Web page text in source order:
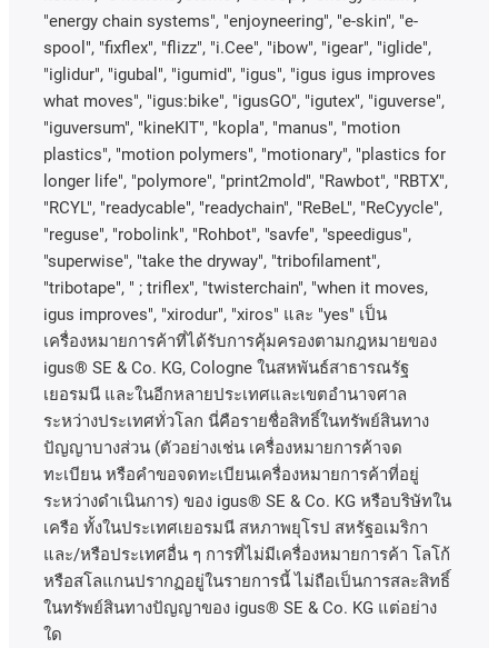
"energy chain systems", "enjoyneering", "e-skin", "e-
spool", "fixflex", "flizz", "i.Cee", "ibow", "igear", "iglide",
"iglidur", "igubal", "igumid", "igus", "igus igus improves
what moves", "igus:bike", "igusGO", "igutex", "iguverse",
"iguversum", "kineKIT", "kopla", "manus", "motion
plastics", "motion polymers", "motionary", "plastics for
longer life", "polymore", "print2mold", "Rawbot", "RBTX",
"RCYL", "readycable", "readychain", "ReBeL", "ReCyycle",
"reguse", "robolink", "Rohbot", "savfe", "speedigus",
"superwise", "take the dryway", "tribofilament",
"tribotape", " ; triflex", "twisterchain", "when it moves,
igus improves", "xirodur", "xiros" และ "yes" เป็น
เครื่องหมายการค้าที่ได้รับการคุ้มครองตามกฎหมายของ
igus® SE & Co. KG, Cologne ในสหพันธ์สาธารณรัฐ
เยอรมนี และในอีกหลายประเทศและเขตอํานาจศาล
ระหว่างประเทศทั่วโลก นี่คือรายชื่อสิทธิ์ในทรัพย์สินทาง
ปัญญาบางส่วน (ตัวอย่างเช่น เครื่องหมายการค้าจด
ทะเบียน หรือคำขอจดทะเบียนเครื่องหมายการค้าที่อยู่
ระหว่างดำเนินการ) ของ igus® SE & Co. KG หรือบริษัทใน
เครือ ทั้งในประเทศเยอรมนี สหภาพยุโรป สหรัฐอเมริกา
และ/หรือประเทศอื่น ๆ การที่ไม่มีเครื่องหมายการค้า โลโก้
หรือสโลแกนปรากฏอยู่ในรายการนี้ ไม่ถือเป็นการสละสิทธิ์
ในทรัพย์สินทางปัญญาของ igus® SE & Co. KG แต่อย่าง
ใด